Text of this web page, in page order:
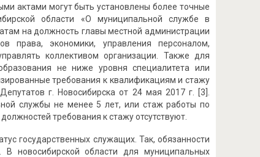
актами могут быть установлены более точные
области «О муниципальной службе в
на должность главы местной администрации
права, экономики, управления персоналом,
коллективом организации. Также для
не ниже уровня специалитета или
требования к квалификациям и стажу
г. Новосибирска от 24 мая 2017 г. [3].
службы не менее 5 лет, или стаж работы по
требования к стажу отсутствуют.
государственных служащих. Так, обязанности
В новосибирской области для муниципальных